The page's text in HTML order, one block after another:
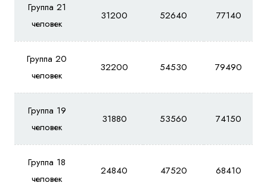
Группа 21
человек
31200 52640 77140
Группа 20
человек
32200 54530 79490
Группа 19
человек
31880 53560 74150
Группа 18
человек
24840 47520 68410